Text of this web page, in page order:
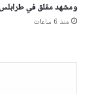
ومشهد مقلق في
منذ 6 ساعات